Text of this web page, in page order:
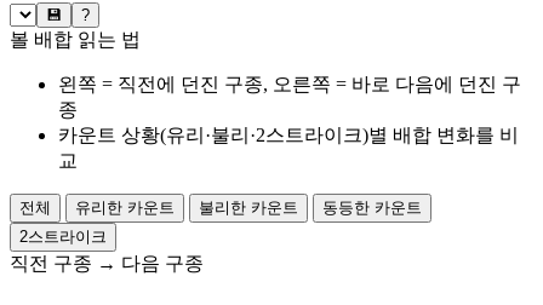
💾 ?
볼 배합 읽는 법
왼쪽 = 직전에 던진 구종, 오른쪽 = 바로 다음에 던진 구
종
카운트 상황(유리·불리·2스트라이크)별 배합 변화를 비
교
전체 유리한 카운트 불리한 카운트
동등한 카운트
2스트라이크
직전 구종 → 다음 구종